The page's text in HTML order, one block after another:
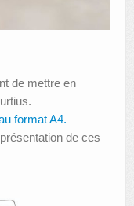
de mettre en
format A4.
de ces